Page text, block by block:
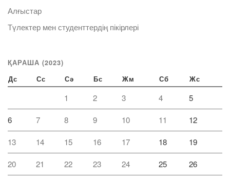
Алғыстар
Түлектер мен студенттердің пікірлері
ҚАРАША (2023)
Дс Сс Сә Бс Жм Сб Жс
1 2 3 4 5
6 7 8 9 10 11 12
13 14 15 16 17 18 19
20 21 22 23 24 25 26